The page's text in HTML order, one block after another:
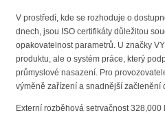
V prostředí, kde se rozhoduje o
dnech, jsou ISO certifikáty důležitou
opakovatelnost parametrů. U značky
produktu, ale o systém práce, který
průmyslové nasazení. Pro
výměně zařízení a snadnější začlenění
Externí rozběhová setrvačnost 328,000